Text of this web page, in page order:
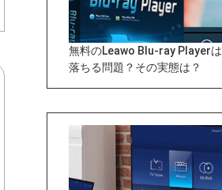
無料のLeawo Blu-ray Playerは
落ちる問題？その実態は？